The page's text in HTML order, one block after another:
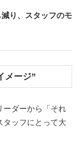
り、スタッフのモ
メージ”
ーダーから「それ
タッフにとって大